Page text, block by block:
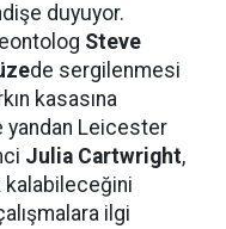
duyuyor.
Steve
de sergilenmesi
kasasına
yandan Leicester
Julia Cartwright,
kalabileceğini
ilgi